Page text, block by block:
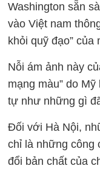
Washington sẵn
vào Việt nam
khỏi quỹ đạo”
Nỗi ám ảnh này
mạng màu” do
tự như những gì
Đối với Hà Nội,
chỉ là những công
đổi bản chất của